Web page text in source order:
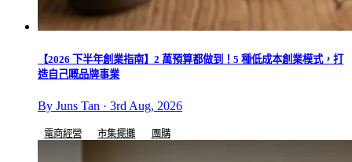
【2026 下半年創業指南】2 萬預算都做到！5 種低成本創業模式，打
造自己嘅品牌事業
By Juns Tan · 3rd Aug, 2026
電商經營 市集擺攤 團購